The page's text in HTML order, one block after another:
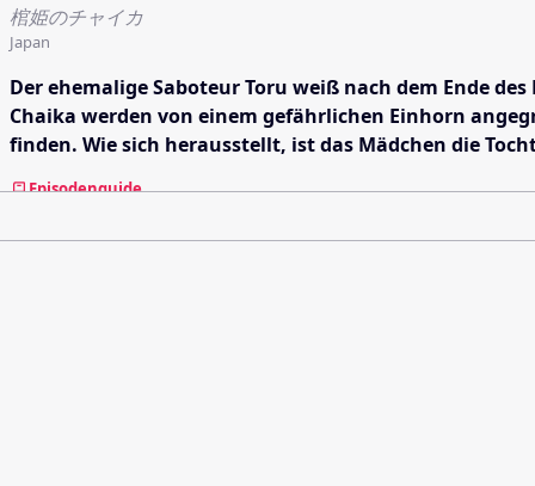
棺姫のチャイカ
Japan
Der ehemalige Saboteur Toru weiß nach dem Ende
Chaika werden von einem gefährlichen Einhorn
finden. Wie sich herausstellt, ist das Mädchen die
Episodenguide